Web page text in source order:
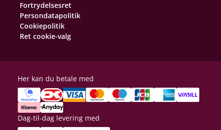
Fortrydelsesret
Persondatapolitik
Cookiepolitik
Ret cookie-valg
Her kan du betale med
Dag-til-dag levering med